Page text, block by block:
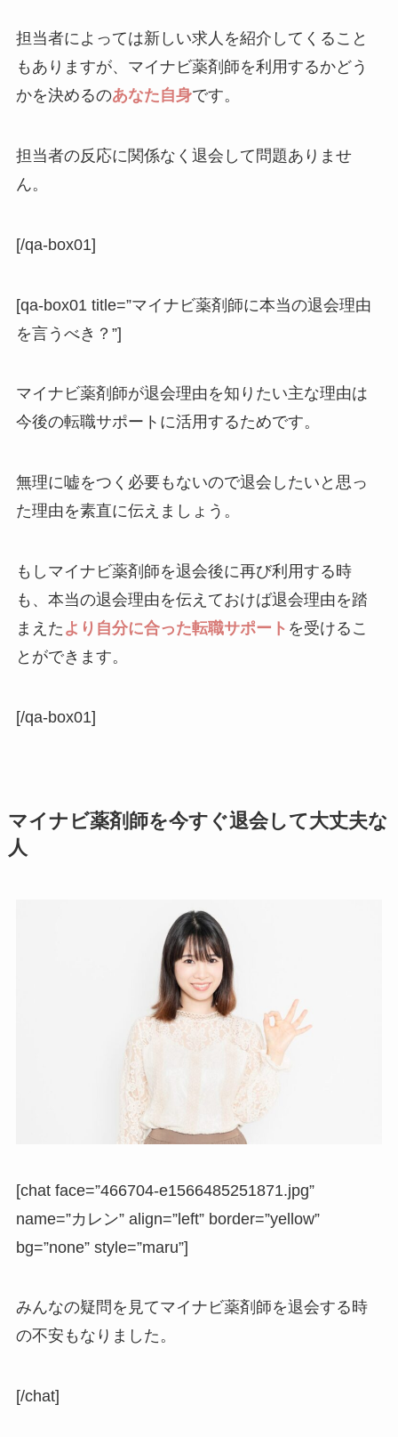
担当者によっては新しい求人を紹介してくること
もありますが、マイナビ薬剤師を利用するかどう
かを決めるのあなた自身です。
担当者の反応に関係なく退会して問題ありませ
ん。
[/qa-box01]
[qa-box01 title=”マイナビ薬剤師に本当の退会理由
を言うべき？”]
マイナビ薬剤師が退会理由を知りたい主な理由は
今後の転職サポートに活用するためです。
無理に嘘をつく必要もないので退会したいと思っ
た理由を素直に伝えましょう。
もしマイナビ薬剤師を退会後に再び利用する時
も、本当の退会理由を伝えておけば退会理由を踏
まえた より自分に合った転職サポート を受けるこ
とができます。
[/qa-box01]
マイナビ薬剤師を今すぐ退会して大丈夫な
人
[chat face=”466704-e1566485251871.jpg”
name=”カレン” align=”left” border=”yellow”
bg=”none” style=”maru”]
みんなの疑問を見てマイナビ薬剤師を退会する時
の不安もなりました。
[/chat]